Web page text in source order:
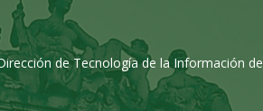
de Tecnología de la Información de